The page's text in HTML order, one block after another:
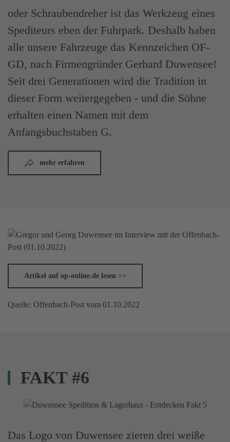
oder Schraubendreher ist das Werkzeug eines
Spediteurs eben der Fuhrpark. Deshalb haben
alle unsere Fahrzeuge das Kennzeichen OF-
GD, nach Firmengründer Gerhard Duwensee!
Seit drei Generationen wird die Tradition in
dieser Form weitergegeben - und die Söhne
erhalten einen Namen mit dem
Anfangsbuchstaben G.
mehr erfahren
Artikel auf op-online.de lesen >>
Quelle: Offenbach-Post vom 01.10.2022
FAKT #6
Das Logo von Duwensee zieren drei weiße